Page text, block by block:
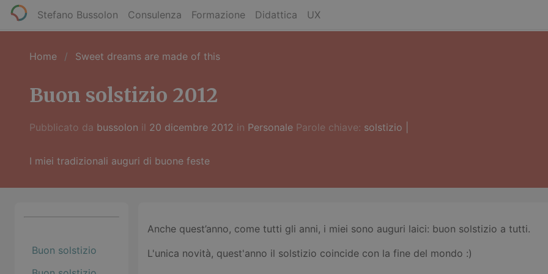
Stefano Bussolon Consulenza Formazione Didattica UX
Home Sweet dreams are made of this
Buon solstizio 2012
Pubblicato da bussolon il 20 dicembre 2012 in Personale Parole chiave: solstizio
I miei tradizionali auguri di buone feste
Buon solstizio
Anche quest’anno, come tutti gli anni, i miei sono auguri laici: buon solstizio a tutti.
L'unica novità, quest'anno il solstizio coincide con la fine del mondo :)